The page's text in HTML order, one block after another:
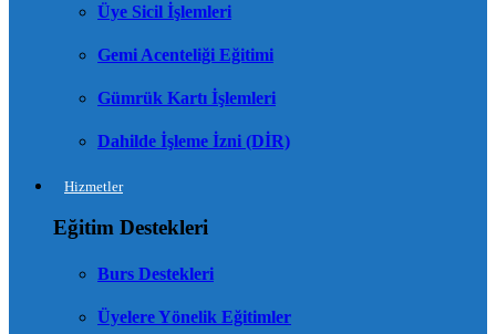
Üye Sicil İşlemleri
Gemi Acenteliği Eğitimi
Gümrük Kartı İşlemleri
Dahilde İşleme İzni (DİR)
Hizmetler
Eğitim Destekleri
Burs Destekleri
Üyelere Yönelik Eğitimler